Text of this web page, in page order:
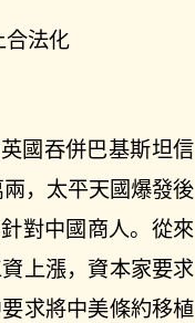
合法化
國吞併巴基斯坦信
，太平天國爆發後
對中國商人。從來
上漲，資本家要求
求將中美條約移植